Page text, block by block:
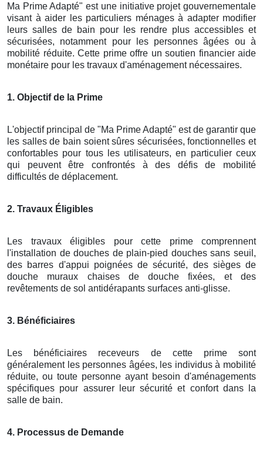
Ma Prime Adapté" est une initiative projet gouvernementale
visant à aider les particuliers ménages à adapter modifier
leurs salles de bain pour les rendre plus accessibles et
sécurisées, notamment pour les personnes âgées ou à
mobilité réduite. Cette prime offre un soutien financier aide
monétaire pour les travaux d'aménagement nécessaires.
1. Objectif de la Prime
L'objectif principal de "Ma Prime Adapté" est de garantir que
les salles de bain soient sûres sécurisées, fonctionnelles et
confortables pour tous les utilisateurs, en particulier ceux
qui peuvent être confrontés à des défis de mobilité
difficultés de déplacement.
2. Travaux Éligibles
Les travaux éligibles pour cette prime comprennent
l'installation de douches de plain-pied douches sans seuil,
des barres d'appui poignées de sécurité, des sièges de
douche muraux chaises de douche fixées, et des
revêtements de sol antidérapants surfaces anti-glisse.
3. Bénéficiaires
Les bénéficiaires receveurs de cette prime sont
généralement les personnes âgées, les individus à mobilité
réduite, ou toute personne ayant besoin d'aménagements
spécifiques pour assurer leur sécurité et confort dans la
salle de bain.
4. Processus de Demande